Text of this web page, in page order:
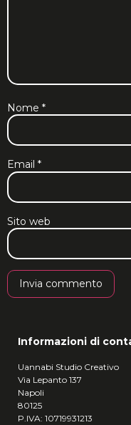
Nome *
Email *
Sito web
Informazioni di
Uannabi Studio Creativo
Via Lepanto 137
Napoli
80125
P.IVA: 10719931213